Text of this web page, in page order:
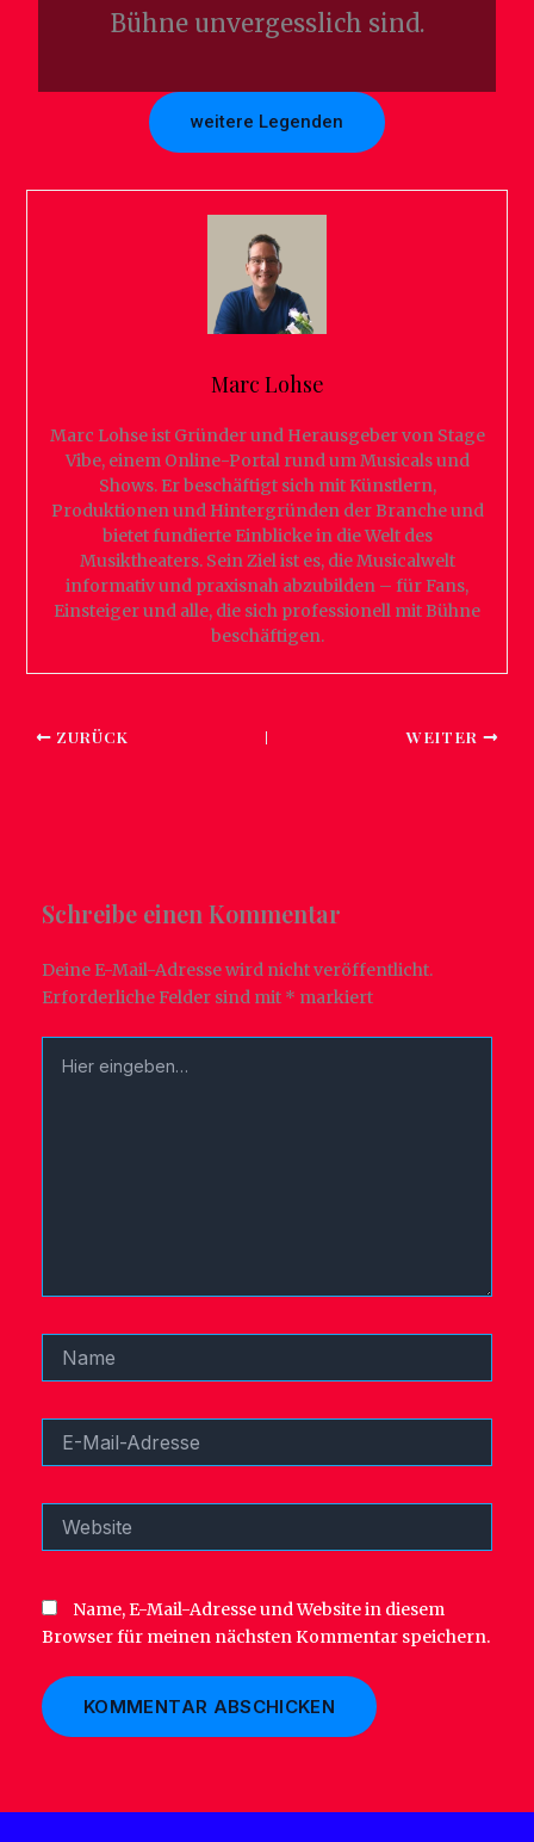
Bühne unvergesslich sind.
weitere Legenden
Marc Lohse
Marc Lohse ist Gründer und Herausgeber von Stage
Vibe, einem Online-Portal rund um Musicals und
Shows. Er beschäftigt sich mit Künstlern,
Produktionen und Hintergründen der Branche und
bietet fundierte Einblicke in die Welt des
Musiktheaters. Sein Ziel ist es, die Musicalwelt
informativ und praxisnah abzubilden – für Fans,
Einsteiger und alle, die sich professionell mit Bühne
beschäftigen.
ZURÜCK WEITER
Schreibe einen Kommentar
Deine E-Mail-Adresse wird nicht veröffentlicht.
Erforderliche Felder sind mit * markiert
eingeben…
Mail-
Name, E-Mail-Adresse und Website in diesem
Browser für meinen nächsten Kommentar speichern.